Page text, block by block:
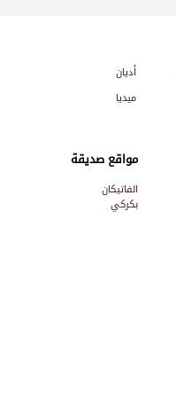
أديان
ميديا
مواقع صديقة
الفاتيكان
بكركي